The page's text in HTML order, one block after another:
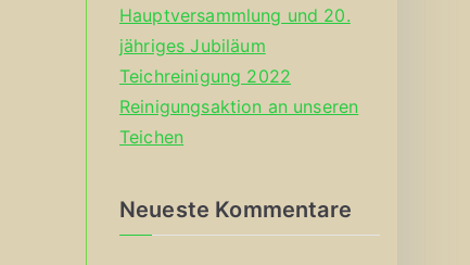
Hauptversammlung und 20.
jähriges Jubiläum
Teichreinigung 2022
Reinigungsaktion an unseren
Teichen
Neueste Kommentare